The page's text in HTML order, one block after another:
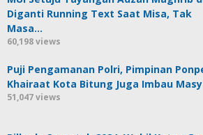
Diganti Running Text Saat Misa, Tak
Masa…
60,198 views
Puji Pengamanan Polri, Pimpinan
Khairaat Kota Bitung Juga Imbau
51,047 views